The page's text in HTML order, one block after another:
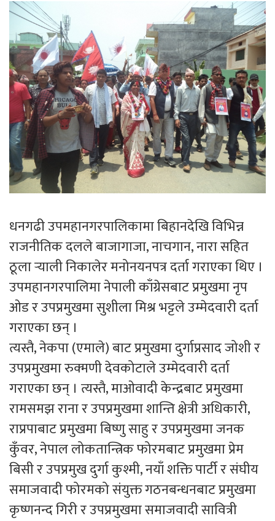
धनगढी उपमहानगरपालिकामा बिहानदेखि विभिन्न
राजनीतिक दलले बाजागाजा, नाचगान, नारा सहित
ठूला र्‍याली निकालेर मनोनयनपत्र दर्ता गराएका थिए ।
उपमहानगरपालिमा नेपाली काँग्रेसबाट प्रमुखमा नृप
ओड र उपप्रमुखमा सुशीला मिश्र भट्टले उम्मेदवारी दर्ता
गराएका छन् ।
त्यस्तै, नेकपा (एमाले) बाट प्रमुखमा दुर्गाप्रसाद जोशी र
उपप्रमुखमा रुक्मणी देवकोटाले उम्मेदवारी दर्ता
गराएका छन् । त्यस्तै, माओवादी केन्द्रबाट प्रमुखमा
रामसमझ राना र उपप्रमुखमा शान्ति क्षेत्री अधिकारी,
राप्रपाबाट प्रमुखमा बिष्णु साहु र उपप्रमुखमा जनक
कुँवर, नेपाल लोकतान्त्रिक फोरमबाट प्रमुखमा प्रेम
बिसी र उपप्रमुख दुर्गा कुश्मी, नयाँ शक्ति पार्टी र संघीय
समाजवादी फोरमको संयुक्त गठनबन्धनबाट प्रमुखमा
कृष्णनन्द गिरी र उपप्रमुखमा समाजवादी सावित्री